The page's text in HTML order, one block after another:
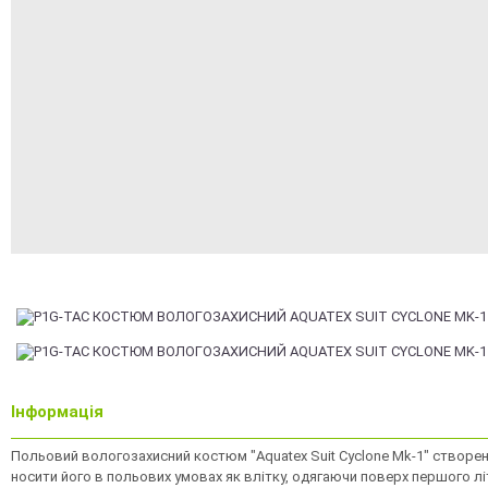
Інформація
Польовий вологозахисний костюм "Aquatex Suit Cyclone Mk-1"
носити його в польових умовах як влітку, одягаючи поверх першого